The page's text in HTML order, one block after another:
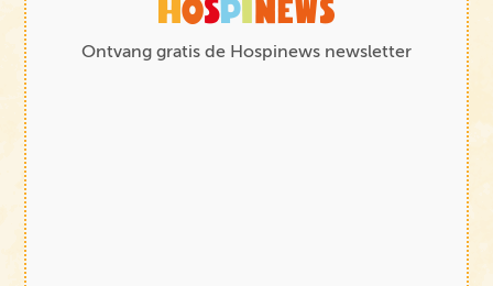
Ontvang gratis de Hospinews newsletter